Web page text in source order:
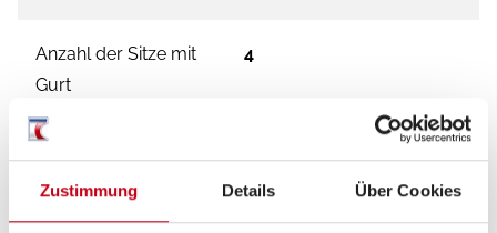
Zustimmung Details Über Cookies
Anzahl der Sitze mit
Gurt
4
Infrastruktur WC